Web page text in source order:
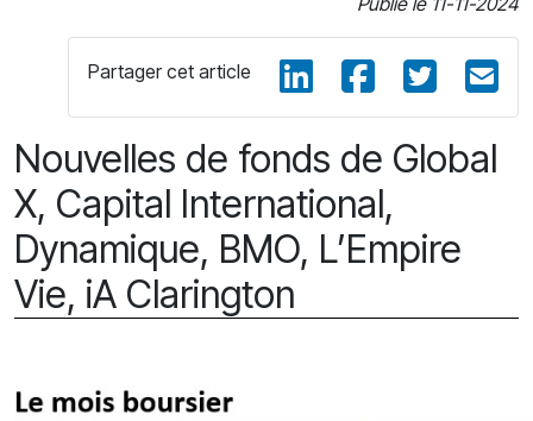
Partager cet article
Nouvelles de fonds de Global
X, Capital International,
Dynamique, BMO, L’Empire
Vie, iA Clarington